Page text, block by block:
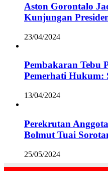
Aston Gorontalo
Kunjungan
23/04/2024
Pembakaran Tebu
Pemerhati Hukum:
13/04/2024
Perekrutan
Bolmut Tuai
25/05/2024